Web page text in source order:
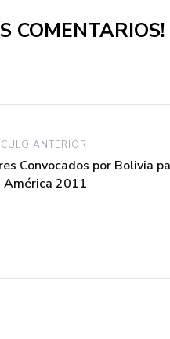
COMENTARIOS!
ANTERIOR
Convocados por Bolivia
América 2011